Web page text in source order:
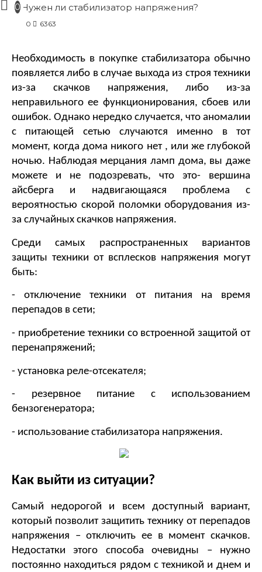
0
0 6363
Необходимость в покупке стабилизатора обычно
появляется либо в случае выхода из строя техники
из-за скачков напряжения, либо из-за
неправильного ее функционирования, сбоев или
ошибок. Однако нередко случается, что аномалии
с питающей сетью случаются именно в тот
момент, когда дома никого нет , или же глубокой
ночью. Наблюдая мерцания ламп дома, вы даже
можете и не подозревать, что это- вершина
айсберга и надвигающаяся проблема с
вероятностью скорой поломки оборудования из-
за случайных скачков напряжения.
Среди самых распространенных вариантов
защиты техники от всплесков напряжения могут
быть:
- отключение техники от питания на время
перепадов в сети;
- приобретение техники со встроенной защитой от
перенапряжений;
- установка реле-отсекателя;
- резервное питание с использованием
бензогенератора;
- использование стабилизатора напряжения.
Как выйти из ситуации?
Самый недорогой и всем доступный вариант,
который позволит защитить технику от перепадов
напряжения – отключить ее в момент скачков.
Недостатки этого способа очевидны – нужно
постоянно находиться рядом с техникой и днем и